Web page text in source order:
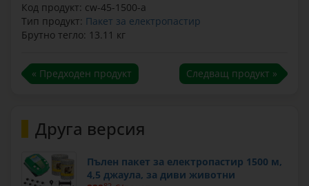
Код продукт: cw-45-1500-a
Тип продукт: Пакет за електропастир
Брутно тегло: 13.11 кг
« Предходен продукт Следващ продукт »
Друга версия
Пълен пакет за електропастир 1500 м,
4,5 джаула, за диви животни